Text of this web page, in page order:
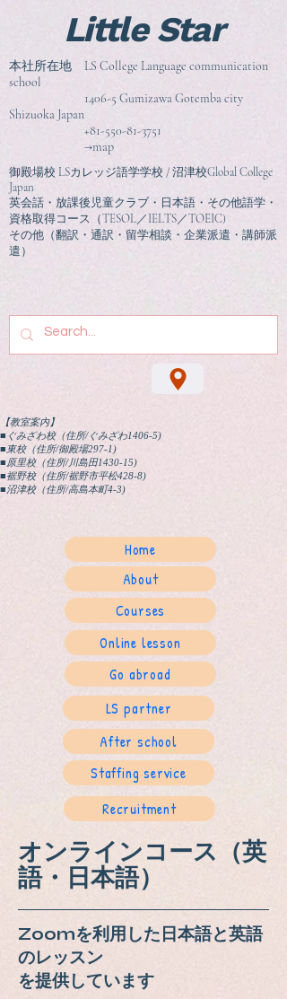
Little Star
本社所在地 LS College Language communication
school
1406-5 Gumizawa Gotemba city
Shizuoka Japan
+81-550-81-3751
→map
御殿場校 LSカレッジ語学学校 / 沼津校Global College
Japan
英会話・放課後児童クラブ・日本語・その他語学・
資格取得コース（TESOL／IELTS／TOEIC)
その他（翻訳・通訳・留学相談 ・企業派遣・講師派
遣）
【教室案内】
■ぐみざわ校（住所/ぐみざわ1406-5)
■東校（住所/御殿場297-1)
■原里校（住所/川島田1430-15)
■裾野校（住所/裾野市平松428-8)
​■沼津校（住所/高島本町4-3)
Home
About
Courses
Online lesson
Go abroad
LS partner
After school
Staffing service
Recruitment
オンラインコース（英
語・日本語）
Zoomを利用した日本語と英語
のレッスン
を提供しています